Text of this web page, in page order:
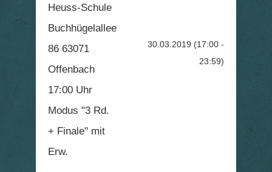
Heuss-Schule
Buchhügelallee
86 63071
Offenbach
17:00 Uhr
Modus "3 Rd.
+ Finale" mit
Erw.
30.03.2019 (17:00 -
23:59)